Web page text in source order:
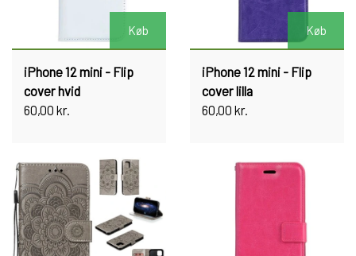
Køb
iPhone 12 mini - Flip
cover hvid
60,00 kr.
Køb
iPhone 12 mini - Flip
cover lilla
60,00 kr.